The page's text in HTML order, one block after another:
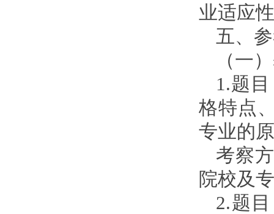
业适应
五、
（一
1.题
格特点
专业的
考察
院校及
2.题